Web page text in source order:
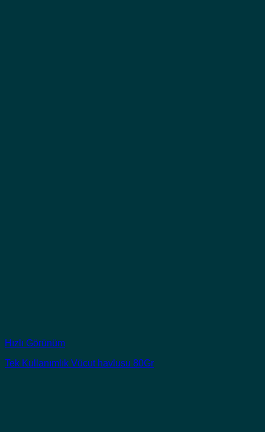
Hızlı Görünüm
Tek Kullanımlık Vücut havlusu 80Gr